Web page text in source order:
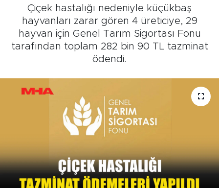
Çiçek hastalığı nedeniyle küçükbaş
hayvanları zarar gören 4 üreticiye, 29
hayvan için Genel Tarım Sigortası Fonu
tarafından toplam 282 bin 90 TL tazminat
ödendi.